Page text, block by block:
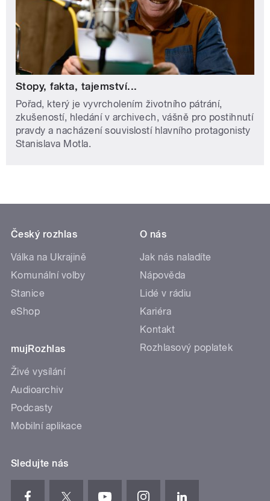
Stopy, fakta, tajemství...
Pořad, který je vyvrcholením životního pátrání,
zkušeností, hledání v archivech, vášně pro postihnutí
pravdy a nacházení souvislostí hlavního protagonisty
Stanislava Motla.
Český rozhlas
Válka na Ukrajině
Komunální volby
Stanice
eShop
mujRozhlas
Živé vysílání
Audioarchiv
Podcasty
Mobilní aplikace
O nás
Jak nás naladíte
Nápověda
Lidé v rádiu
Kariéra
Kontakt
Rozhlasový poplatek
Sledujte nás